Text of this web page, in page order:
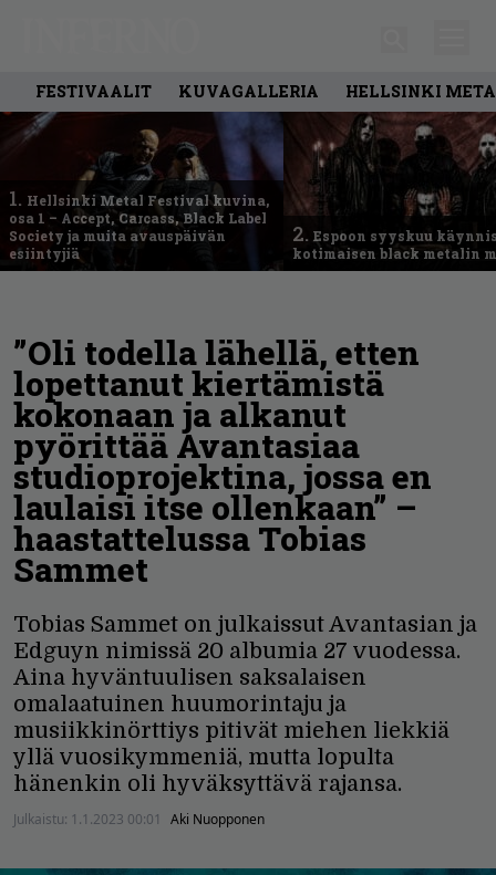
FESTIVAALIT KUVAGALLERIA HELLSINKI
1. Hellsinki Metal Festival kuvina,
osa 1 – Accept, Carcass, Black Label
Society ja muita avauspäivän
esiintyjiä
2. Espoon syyskuu
kotimaisen black metalin
”Oli todella lähellä, etten
lopettanut kiertämistä
kokonaan ja alkanut
pyörittää Avantasiaa
studioprojektina, jossa en
laulaisi itse ollenkaan” –
haastattelussa Tobias
Sammet
Tobias Sammet on julkaissut Avantasian ja
Edguyn nimissä 20 albumia 27 vuodessa.
Aina hyväntuulisen saksalaisen
omalaatuinen huumorintaju ja
musiikkinörttiys pitivät miehen liekkiä
yllä vuosikymmeniä, mutta lopulta
hänenkin oli hyväksyttävä rajansa.
Julkaistu: 1.1.2023 00:01 Aki Nuopponen